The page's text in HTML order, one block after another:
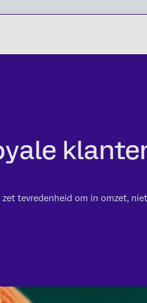
tevredenheid om in omzet,